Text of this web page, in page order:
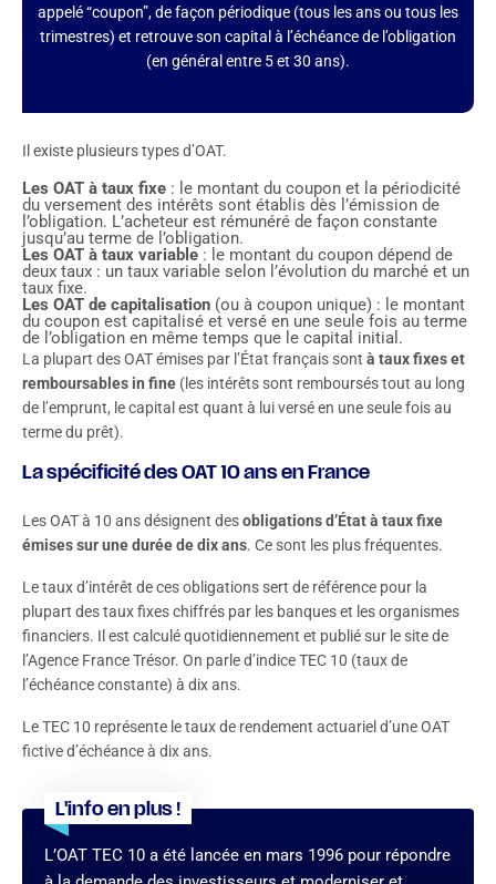
appelé “coupon”, de façon périodique (tous les ans ou tous les
trimestres) et retrouve son capital à l’échéance de l’obligation
(en général entre 5 et 30 ans).
Il existe plusieurs types d’OAT.
Les OAT à taux fixe : le montant du coupon et la périodicité
du versement des intérêts sont établis dès l’émission de
l’obligation. L’acheteur est rémunéré de façon constante
jusqu’au terme de l’obligation.
Les OAT à taux variable : le montant du coupon dépend de
deux taux : un taux variable selon l’évolution du marché et un
taux fixe.
Les OAT de capitalisation (ou à coupon unique) : le montant
du coupon est capitalisé et versé en une seule fois au terme
de l’obligation en même temps que le capital initial.
La plupart des OAT émises par l’État français sont à taux fixes et
remboursables in fine (les intérêts sont remboursés tout au long
de l’emprunt, le capital est quant à lui versé en une seule fois au
terme du prêt).
La spécificité des OAT 10 ans en France
Les OAT à 10 ans désignent desobligations d’État à taux fixe
émises sur une durée de dix ans. Ce sont les plus fréquentes.
Le taux d’intérêt de ces obligations sert de référence pour la
plupart des taux fixes chiffrés par les banques et les organismes
financiers. Il est calculé quotidiennement et publié sur le site de
l’Agence France Trésor. On parle d’indice TEC 10 (taux de
l’échéance constante) à dix ans.
Le TEC 10 représente le taux de rendement actuariel d’une OAT
fictive d’échéance à dix ans.
L'info en plus !
L’OAT TEC 10 a été lancée en mars 1996 pour répondre